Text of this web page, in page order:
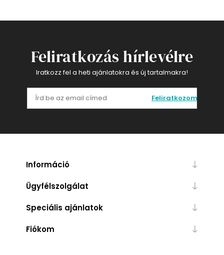
Feliratkozás hírlevélre
Iratkozz fel a heti ajánlatokra és új tartalmakra!
Feliratkozom
Információ
Ügyfélszolgálat
Speciális ajánlatok
Fiókom